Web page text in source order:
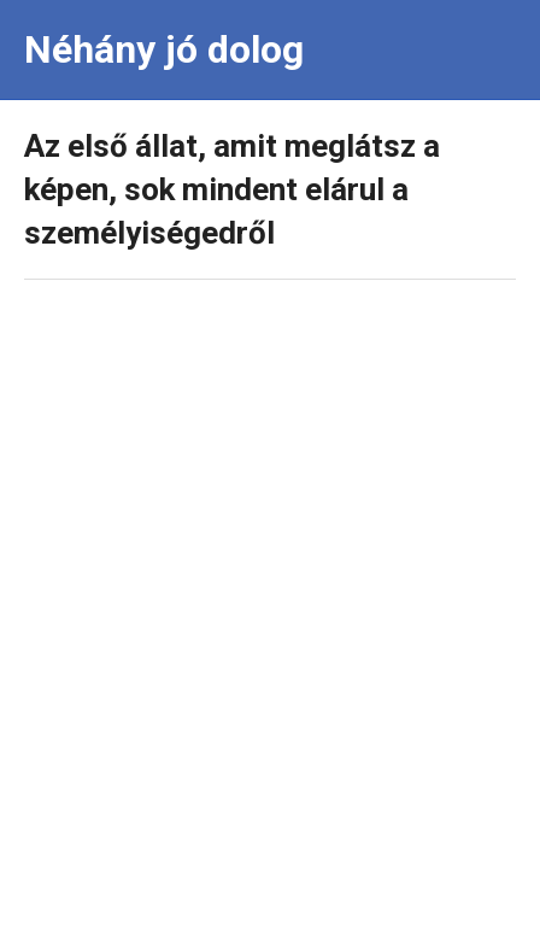
Néhány jó dolog
Az első állat, amit meglátsz a
képen, sok mindent elárul a
személyiségedről